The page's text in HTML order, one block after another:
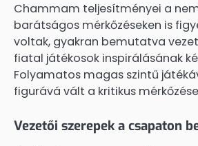
Chammam teljesítményei a
barátságos mérkőzéseken is
voltak, gyakran bemutatva
fiatal játékosok inspirálásának
Folyamatos magas szintű
figurává vált a kritikus
Vezetői szerepek a csapaton